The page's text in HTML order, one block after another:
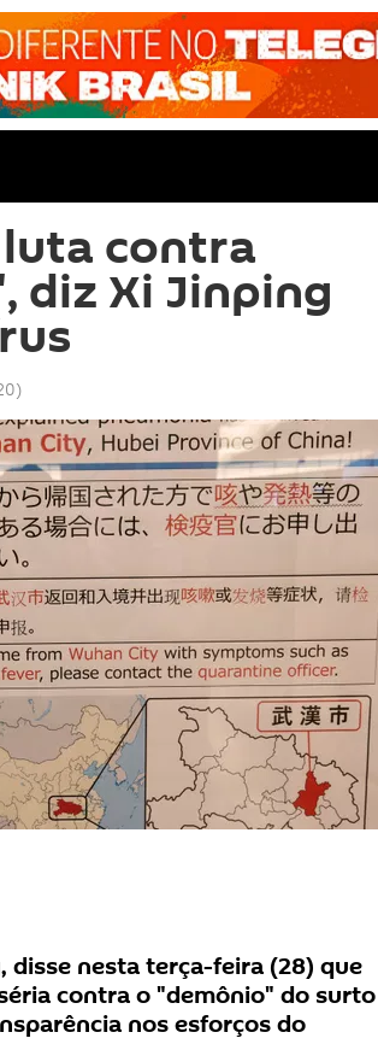
contra
diz Xi Jinping
)
disse nesta terça-feira (28) que
contra o "demônio" do surto
nos esforços do